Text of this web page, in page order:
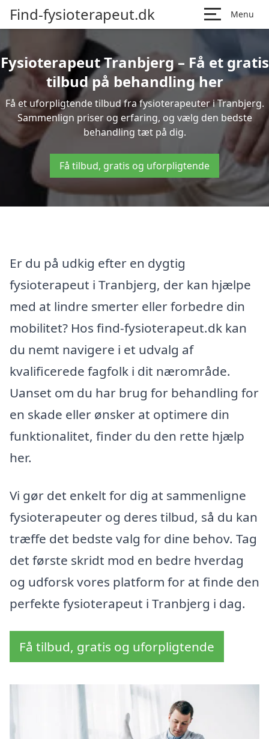
Find-fysioterapeut.dk Menu
Fysioterapeut Tranbjerg – Få et gratis
tilbud på behandling her
Få et uforpligtende tilbud fra fysioterapeuter i Tranbjerg.
Sammenlign priser og erfaring, og vælg den bedste
behandling tæt på dig.
Få tilbud, gratis og uforpligtende
Er du på udkig efter en dygtig
fysioterapeut i Tranbjerg, der kan hjælpe
med at lindre smerter eller forbedre din
mobilitet? Hos find-fysioterapeut.dk kan
du nemt navigere i et udvalg af
kvalificerede fagfolk i dit nærområde.
Uanset om du har brug for behandling for
en skade eller ønsker at optimere din
funktionalitet, finder du den rette hjælp
her.
Vi gør det enkelt for dig at sammenligne
fysioterapeuter og deres tilbud, så du kan
træffe det bedste valg for dine behov. Tag
det første skridt mod en bedre hverdag
og udforsk vores platform for at finde den
perfekte fysioterapeut i Tranbjerg i dag.
Få tilbud, gratis og uforpligtende